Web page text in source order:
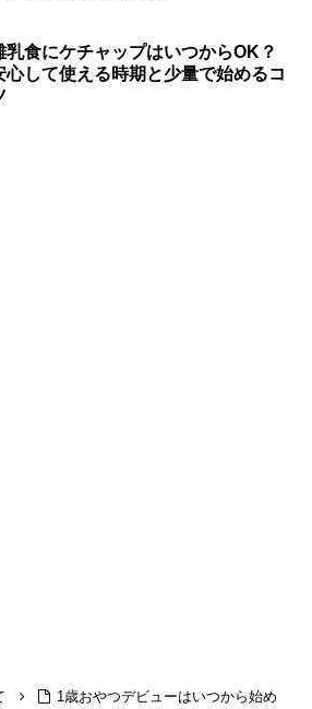
乳食にケチャップはいつからOK？
心して使える時期と少量で始めるコ
1歳おやつデビューはいつから始め